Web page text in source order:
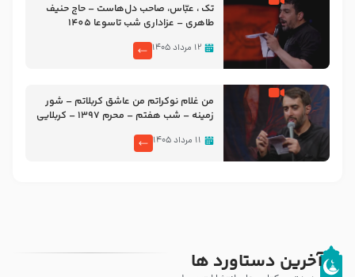
تک ، عبّاس، صاحب دل‌هاست – حاج حنیف
طاهری – عزاداری شب تاسوعا 1405
۱۲ مرداد ۱۴۰۵
من غلام نوکراتم من عاشق کربلاتم – شور
زمینه – شب هفتم – محرم 1397 – کربلایی
۱۱ مرداد ۱۴۰۵
آخرین دستاورد ها